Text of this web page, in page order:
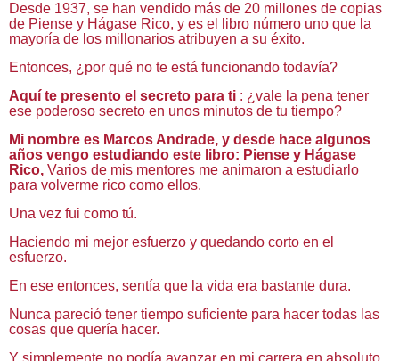
Desde 1937, se han vendido más de 20 millones de copias
de Piense y Hágase Rico, y es el libro número uno que la
mayoría de los millonarios atribuyen a su éxito.
Entonces, ¿por qué no te está funcionando todavía?
Aquí te presento el secreto para ti : ¿vale la pena tener
ese poderoso secreto en unos minutos de tu tiempo?
Mi nombre es Marcos Andrade, y desde hace algunos
años vengo estudiando este libro: Piense y Hágase
Rico, Varios de mis mentores me animaron a estudiarlo
para volverme rico como ellos.
Una vez fui como tú.
Haciendo mi mejor esfuerzo y quedando corto en el
esfuerzo.
En ese entonces, sentía que la vida era bastante dura.
Nunca pareció tener tiempo suficiente para hacer todas las
cosas que quería hacer.
Y simplemente no podía avanzar en mi carrera en absoluto.